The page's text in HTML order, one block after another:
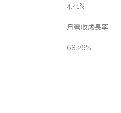
4.41%
月營收成長率
68.26%